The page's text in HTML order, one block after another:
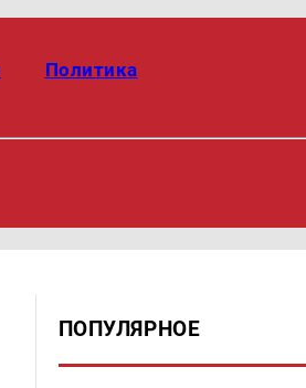
Политика
ПОПУЛЯРНОЕ